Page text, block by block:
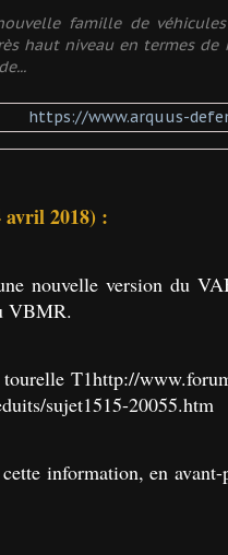
famille de
haut niveau en termes
https://www.arquus-
2018) :
nouvelle version du
VBMR.
T1http://
sujet1515-20055.htm
information, en avant-